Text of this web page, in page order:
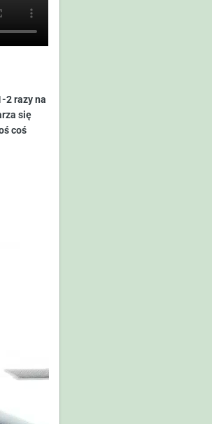
2 razy na
się
coś